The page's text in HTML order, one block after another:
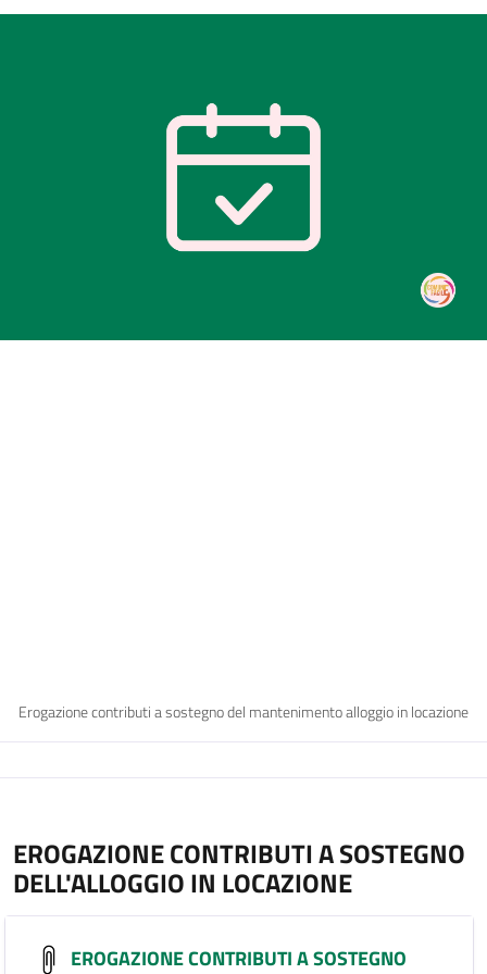
Erogazione contributi a sostegno del mantenimento alloggio in locazione
EROGAZIONE CONTRIBUTI A SOSTEGNO
DELL'ALLOGGIO IN LOCAZIONE
EROGAZIONE CONTRIBUTI A SOSTEGNO